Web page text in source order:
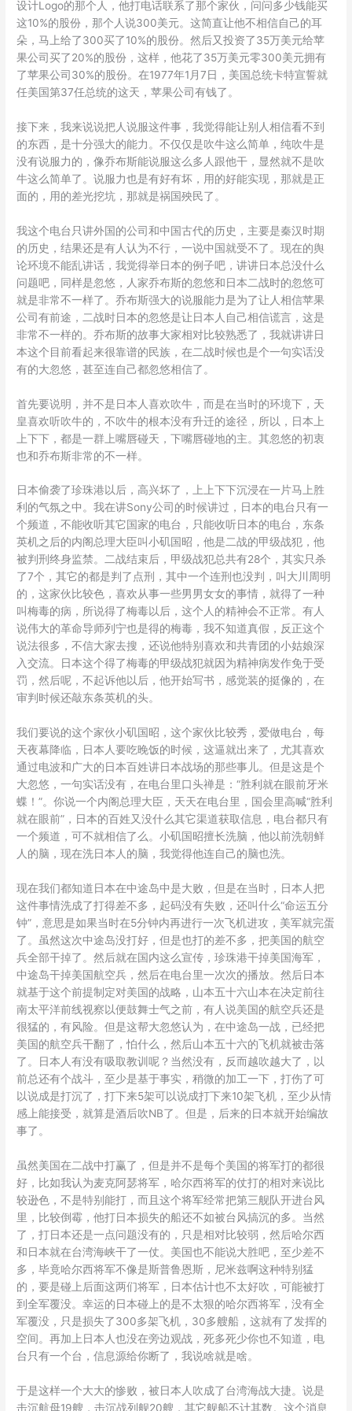
设计Logo的那个人，他打电话联系了那个家伙，问问多少钱能买
这10%的股份，那个人说300美元。这简直让他不相信自己的耳
朵，马上给了300买了10%的股份。然后又投资了35万美元给苹
果公司买了20%的股份，这样，他花了35万美元零300美元拥有
了苹果公司30%的股份。在1977年1月7日，美国总统卡特宣誓就
任美国第37任总统的这天，苹果公司有钱了。
接下来，我来说说把人说服这件事，我觉得能让别人相信看不到
的东西，是十分强大的能力。不仅仅是吹牛这么简单，纯吹牛是
没有说服力的，像乔布斯能说服这么多人跟他干，显然就不是吹
牛这么简单了。说服力也是有好有坏，用的好能实现，那就是正
面的，用的差光挖坑，那就是祸国殃民了。
我这个电台只讲外国的公司和中国古代的历史，主要是秦汉时期
的历史，结果还是有人认为不行，一说中国就受不了。现在的舆
论环境不能乱讲话，我觉得举日本的例子吧，讲讲日本总没什么
问题吧，同样是忽悠，人家乔布斯的忽悠和日本二战时的忽悠可
就是非常不一样了。乔布斯强大的说服能力是为了让人相信苹果
公司有前途，二战时日本的忽悠是让日本人自己相信谎言，这是
非常不一样的。乔布斯的故事大家相对比较熟悉了，我就讲讲日
本这个目前看起来很靠谱的民族，在二战时候也是个一句实话没
有的大忽悠，甚至连自己都忽悠相信了。
首先要说明，并不是日本人喜欢吹牛，而是在当时的环境下，天
皇喜欢听吹牛的，不吹牛的根本没有升迁的途径，所以，日本上
上下下，都是一群上嘴唇碰天，下嘴唇碰地的主。其忽悠的初衷
也和乔布斯非常的不一样。
日本偷袭了珍珠港以后，高兴坏了，上上下下沉浸在一片马上胜
利的气氛之中。我在讲Sony公司的时候讲过，日本的电台只有一
个频道，不能收听其它国家的电台，只能收听日本的电台，东条
英机之后的内阁总理大臣叫小矶国昭，他是二战的甲级战犯，他
被判刑终身监禁。二战结束后，甲级战犯总共有28个，其实只杀
了7个，其它的都是判了点刑，其中一个连刑也没判，叫大川周明
的，这家伙比较色，喜欢从事一些男男女女的事情，就得了一种
叫梅毒的病，所说得了梅毒以后，这个人的精神会不正常。有人
说伟大的革命导师列宁也是得的梅毒，我不知道真假，反正这个
说法很多，不信大家去搜，还说他特别喜欢和共青团的小姑娘深
入交流。日本这个得了梅毒的甲级战犯就因为精神病发作免于受
罚，然后呢，不起诉他以后，他开始写书，感觉装的挺像的，在
审判时候还敲东条英机的头。
我们要说的这个家伙小矶国昭，这个家伙比较秀，爱做电台，每
天夜幕降临，日本人要吃晚饭的时候，这逼就出来了，尤其喜欢
通过电波和广大的日本百姓讲日本战场的那些事儿。但是这是个
大忽悠，一句实话没有，在电台里口头禅是：“胜利就在眼前牙米
蝶！”。你说一个内阁总理大臣，天天在电台里，国会里高喊“胜利
就在眼前”，日本的百姓又没什么其它渠道获取信息，电台都只有
一个频道，可不就相信了么。小矶国昭擅长洗脑，他以前洗朝鲜
人的脑，现在洗日本人的脑，我觉得他连自己的脑也洗。
现在我们都知道日本在中途岛中是大败，但是在当时，日本人把
这件事情洗成了打得差不多，起码没有失败，还叫什么“命运五分
钟”，意思是如果当时在5分钟内再进行一次飞机进攻，美军就完蛋
了。虽然这次中途岛没打好，但是也打的差不多，把美国的航空
兵全部干掉了。然后就在国内这么宣传，珍珠港干掉美国海军，
中途岛干掉美国航空兵，然后在电台里一次次的播放。然后日本
就基于这个前提制定对美国的战略，山本五十六山本在决定前往
南太平洋前线视察以便鼓舞士气之前，有人说美国的航空兵还是
很猛的，有风险。但是这帮大忽悠认为，在中途岛一战，已经把
美国的航空兵干翻了，怕什么，然后山本五十六的飞机就被击落
了。日本人有没有吸取教训呢？当然没有，反而越吹越大了，以
前总还有个战斗，至少是基于事实，稍微的加工一下，打伤了可
以说成是打沉了，打下来5架可以说成打下来10架飞机，至少从情
感上能接受，就算是酒后吹NB了。但是，后来的日本就开始编故
事了。
虽然美国在二战中打赢了，但是并不是每个美国的将军打的都很
好，比如我认为麦克阿瑟将军，哈尔西将军的仗打的相对来说比
较逊色，不是特别能打，而且这个将军经常把第三舰队开进台风
里，比较倒霉，他打日本损失的船还不如被台风搞沉的多。当然
了，打日本还是一点问题没有的，只是相对比较弱，然后哈尔西
和日本就在台湾海峡干了一仗。美国也不能说大胜吧，至少差不
多，毕竟哈尔西将军不像是斯普鲁恩斯，尼米兹啊这种特别猛
的，要是碰上后面这两们将军，日本估计也不太好吹，可能被打
到全军覆没。幸运的日本碰上的是不太狠的哈尔西将军，没有全
军覆没，只是损失了300多架飞机，30多艘船，这就有了发挥的
空间。再加上日本人也没在旁边观战，死多死少你也不知道，电
台只有一个台，信息源给你断了，我说啥就是啥。
于是这样一个大大的惨败，被日本人吹成了台湾海战大捷。说是
击沉航母19艘，击沉战列舰20艘，其它舰船不计其数。这个消息